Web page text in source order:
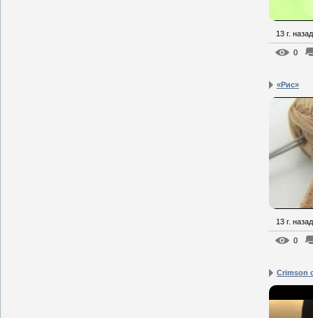
13 г. назад
0
«Рис»
13 г. назад
0
Crimson